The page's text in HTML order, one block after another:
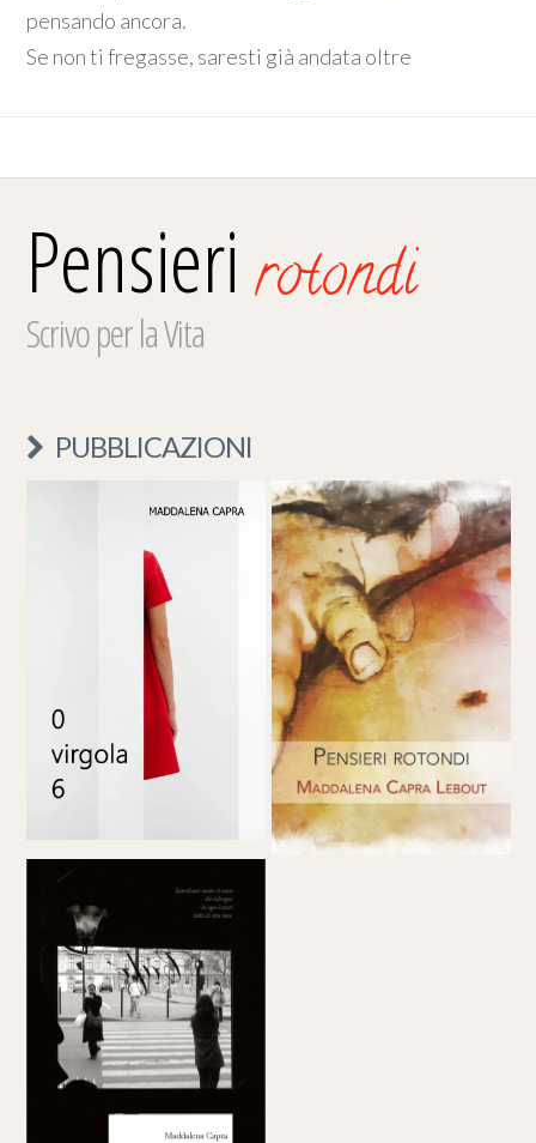
pensando ancora.
Se non ti fregasse, saresti già andata oltre
Pensierirotondi
Scrivo per la Vita
PUBBLICAZIONI